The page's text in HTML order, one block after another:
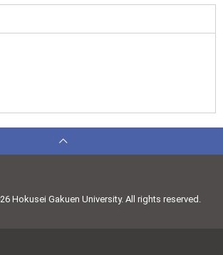
Hokusei Gakuen University. All rights reserved.